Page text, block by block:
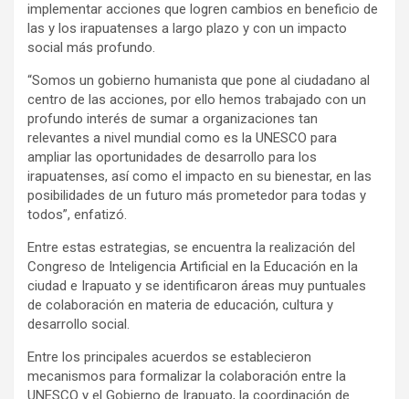
implementar acciones que logren cambios en beneficio de
las y los irapuatenses a largo plazo y con un impacto
social más profundo.
“Somos un gobierno humanista que pone al ciudadano al
centro de las acciones, por ello hemos trabajado con un
profundo interés de sumar a organizaciones tan
relevantes a nivel mundial como es la UNESCO para
ampliar las oportunidades de desarrollo para los
irapuatenses, así como el impacto en su bienestar, en las
posibilidades de un futuro más prometedor para todas y
todos”, enfatizó.
Entre estas estrategias, se encuentra la realización del
Congreso de Inteligencia Artificial en la Educación en la
ciudad e Irapuato y se identificaron áreas muy puntuales
de colaboración en materia de educación, cultura y
desarrollo social.
Entre los principales acuerdos se establecieron
mecanismos para formalizar la colaboración entre la
UNESCO y el Gobierno de Irapuato, la coordinación de